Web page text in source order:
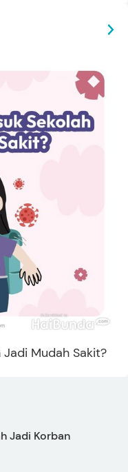
Jadi Mudah Sakit?
Jadi Korban